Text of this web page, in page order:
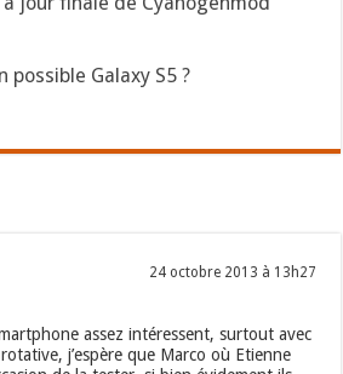
possible Galaxy S5 ?
24 octobre 2013 à 13h27
assez intéressent, surtout avec
j’espère que Marco où Etienne